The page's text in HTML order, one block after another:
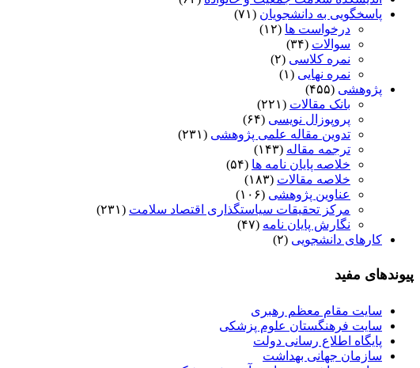
پاسخگویی به دانشجویان (۷۱)
درخواست ها (۱۲)
سوالات (۳۴)
نمره کلاسی (۲)
نمره نهایی (۱)
پژوهشی (۴۵۵)
بانک مقالات (۲۲۱)
پروپوزال نویسی (۶۴)
تدوین مقاله علمی پژوهشی (۲۳۱)
ترجمه مقاله (۱۴۳)
خلاصه پایان نامه ها (۵۴)
خلاصه مقالات (۱۸۳)
عناوین پژوهشی (۱۰۶)
مرکز تحقیقات سیاستگذاری اقتصاد سلامت (۲۳۱)
نگارش پایان نامه (۴۷)
کارهای دانشجویی (۲)
پیوندهای مفید
سایت مقام معظم رهبری
سایت فرهنگستان علوم پزشکی
پایگاه اطلاع رسانی دولت
سازمان جهانی بهداشت